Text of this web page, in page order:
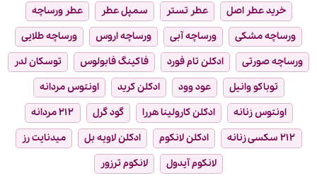
خرید عطر اصل عطر تستر سمپل عطر
عطر ورساچه
ورساچه مشکی
ورساچه آبی ورساچه اروس
ورساچه طلایی
ورساچه صورتی
ادکلن تام فورد فاکینگ فابولوس
توسکان لدر
توباکو وانیل
عود وود ادکلن کرید
اونتوس مردانه
اونتوس زنانه
ادکلن کارولینا هررا گود گرل
۲۱۲ مردانه
۲۱۲ سکسی زنانه
ادکلن لانکوم ادکلن لاویه بل
میدنایت رز
لانکوم آیدول
لانکوم ترزور